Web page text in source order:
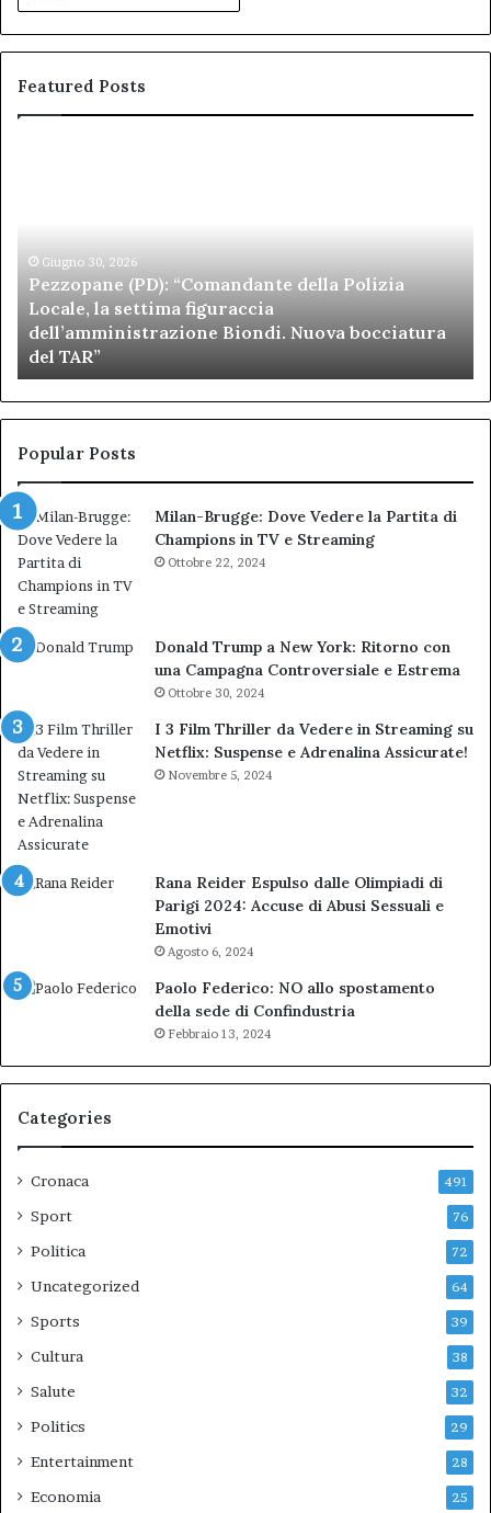
Featured Posts
Locale,
settima
figuraccia
dell’amministrazione
Biondi.
Nuova
bocciatura
del
Giugno 30, 2026
Pezzopane (PD): “Comandante della Polizia
Locale, la settima figuraccia
dell’amministrazione Biondi. Nuova bocciatura
del TAR”
ai
Popular Posts
Milan-Brugge: Dove Vedere la Partita di
Champions in TV e Streaming
Ottobre 22, 2024
Donald Trump a New York: Ritorno con
una Campagna Controversiale e Estrema
Ottobre 30, 2024
I 3 Film Thriller da Vedere in Streaming su
Netflix: Suspense e Adrenalina Assicurate!
Novembre 5, 2024
Rana Reider Espulso dalle Olimpiadi di
Parigi 2024: Accuse di Abusi Sessuali e
Emotivi
Agosto 6, 2024
Paolo Federico: NO allo spostamento
della sede di Confindustria
Febbraio 13, 2024
Categories
Cronaca 491
Sport 76
Politica 72
Uncategorized 64
Sports 39
Cultura 38
Salute 32
Politics 29
Entertainment 28
Economia 25